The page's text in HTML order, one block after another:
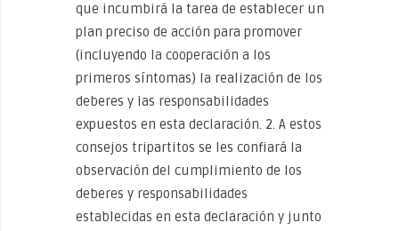
que incumbirá la tarea de establecer un
plan preciso de acción para promover
(incluyendo la cooperación a los
primeros síntomas) la realización de los
deberes y las responsabilidades
expuestos en esta declaración. 2. A estos
consejos tripartitos se les confiará la
observación del cumplimiento de los
deberes y responsabilidades
establecidas en esta declaración y junto